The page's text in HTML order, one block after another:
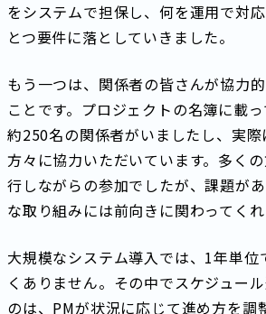
をシステムで担保し、何を運用で対
とつ要件に落としていきました。
もう一つは、関係者の皆さんが協力
ことです。プロジェクトの名簿に載
約250名の関係者がいましたし、実
方々に協力いただいています。多く
行しながらの参加でしたが、課題が
な取り組みには前向きに関わってくれ
大規模なシステム導入では、1年単位
くありません。その中でスケジュー
のは、PMが状況に応じて進め方を調